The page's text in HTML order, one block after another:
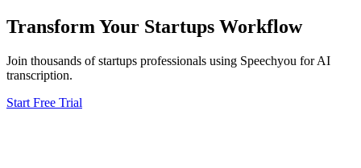
Transform Your Startups Workflow
Join thousands ofstartups professionals using Speechyou for AI
transcription.
Start Free Trial